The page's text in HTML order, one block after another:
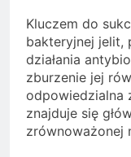
Kluczem do
bakteryjnej jelit,
działania
zburzenie jej
odpowiedzialna
znajduje się
zrównoważonej